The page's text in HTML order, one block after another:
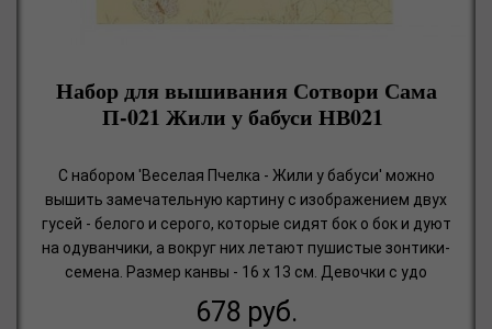
Набор для вышивания Сотвори Сама
П-021 Жили у бабуси НВ021
С набором 'Веселая Пчелка - Жили у бабуси' можно
вышить замечательную картину с изображением двух
гусей - белого и серого, которые сидят бок о бок и дуют
на одуванчики, а вокруг них летают пушистые зонтики-
семена. Размер канвы - 16 x 13 см. Девочки с удо
678 руб.